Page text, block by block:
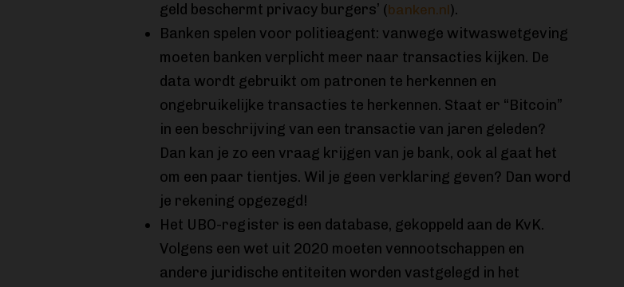
geld beschermt privacy burgers’ (banken.nl).
Banken spelen voor politieagent: vanwege witwaswetgeving
moeten banken verplicht meer naar transacties kijken. De
data wordt gebruikt om patronen te herkennen en
ongebruikelijke transacties te herkennen. Staat er “Bitcoin”
in een beschrijving van een transactie van jaren geleden?
Dan kan je zo een vraag krijgen van je bank, ook al gaat het
om een paar tientjes. Wil je geen verklaring geven? Dan word
je rekening opgezegd!
Het UBO-register is een database, gekoppeld aan de KvK.
Volgens een wet uit 2020 moeten vennootschappen en
andere juridische entiteiten worden vastgelegd in het